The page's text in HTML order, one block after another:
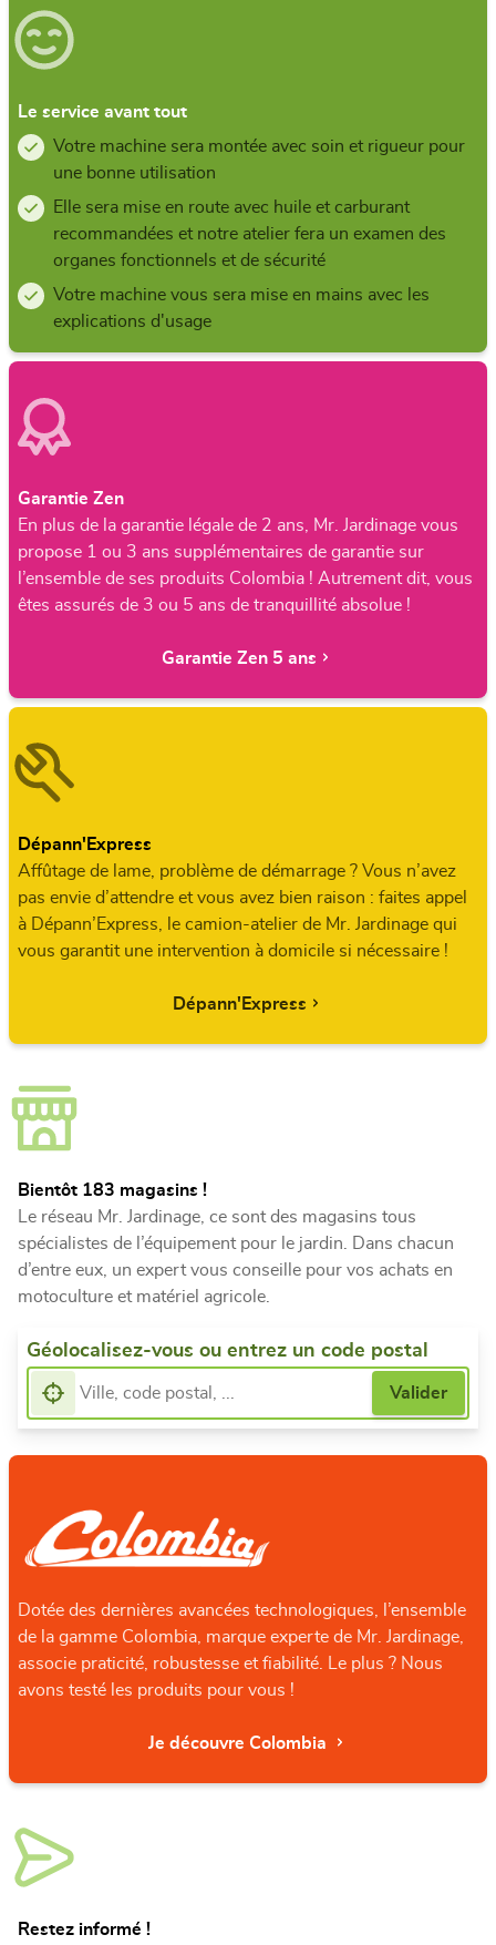
Le service avant tout
Votre machine sera montée avec soin et rigueur pour
une bonne utilisation
Elle sera mise en route avec huile et carburant
recommandées et notre atelier fera un examen des
organes fonctionnels et de sécurité
Votre machine vous sera mise en mains avec les
explications d'usage
Garantie Zen
En plus de la garantie légale de 2 ans, Mr. Jardinage vous
propose 1 ou 3 ans supplémentaires de garantie sur
l’ensemble de ses produits Colombia ! Autrement dit, vous
êtes assurés de 3 ou 5 ans de tranquillité absolue !
Garantie Zen 5 ans
Dépann'Express
Affûtage de lame, problème de démarrage ? Vous n’avez
pas envie d’attendre et vous avez bien raison : faites appel
à Dépann’Express, le camion-atelier de Mr. Jardinage qui
vous garantit une intervention à domicile si nécessaire !
Dépann'Express
Bientôt 183 magasins !
Le réseau Mr. Jardinage, ce sont des magasins tous
spécialistes de l’équipement pour le jardin. Dans chacun
d’entre eux, un expert vous conseille pour vos achats en
motoculture et matériel agricole.
Géolocalisez-vous ou entrez un code postal
Dotée des dernières avancées technologiques, l’ensemble
de la gamme Colombia, marque experte de Mr. Jardinage,
associe praticité, robustesse et fiabilité. Le plus ? Nous
avons testé les produits pour vous !
Je découvre Colombia
Restez informé !